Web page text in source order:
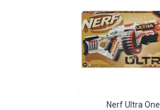
Nerf Ultra One